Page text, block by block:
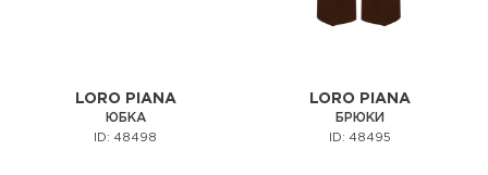
LORO PIANA
ЮБКА
ID: 48498
LORO PIANA
БРЮКИ
ID: 48495